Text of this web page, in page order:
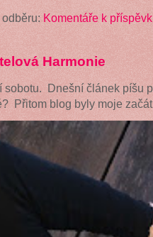
Komentáře k
Harmonie
sobotu. Dnešní článek píšu
Přitom blog byly moje